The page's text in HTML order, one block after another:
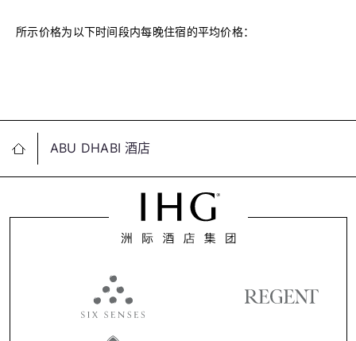
所示价格为以下时间段内每晚住宿的平均价格：
ABU DHABI 酒店